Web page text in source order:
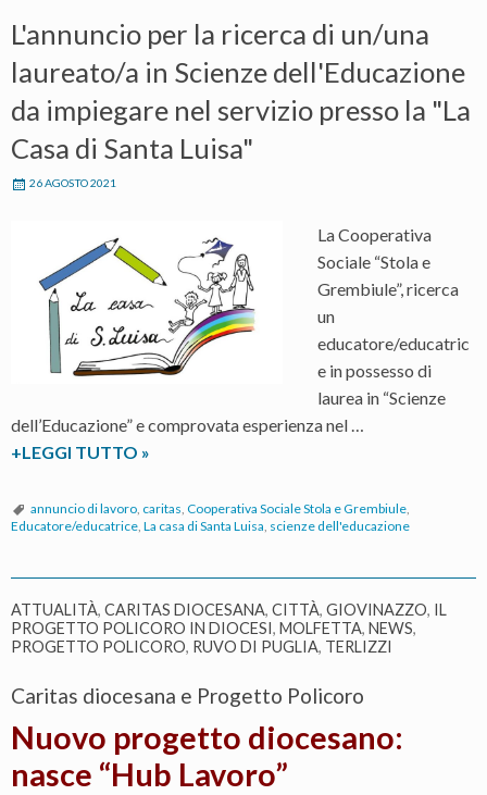
L'annuncio per la ricerca di un/una
laureato/a in Scienze dell'Educazione
da impiegare nel servizio presso la "La
Casa di Santa Luisa"
26 AGOSTO 2021
La Cooperativa
Sociale “Stola e
Grembiule”, ricerca
un
educatore/educatric
e in possesso di
laurea in “Scienze
dell’Educazione” e comprovata esperienza nel …
+LEGGI TUTTO La
Sociale
“Stola
ricerca
un
»
annuncio di lavoro, caritas, Cooperativa Sociale Stola e Grembiule,
Educatore/educatrice, La casa di Santa Luisa, scienze dell'educazione
ATTUALITÀ, CARITAS DIOCESANA, CITTÀ, GIOVINAZZO, IL
PROGETTO POLICORO IN DIOCESI, MOLFETTA, NEWS,
PROGETTO POLICORO, RUVO DI PUGLIA, TERLIZZI
Caritas diocesana e Progetto Policoro
Nuovo progetto diocesano:
nasce “Hub Lavoro”